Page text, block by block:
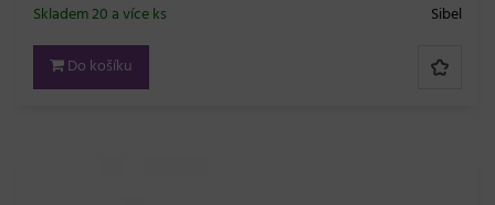
Sibel
Skladem 20 a více ks
Do košíku